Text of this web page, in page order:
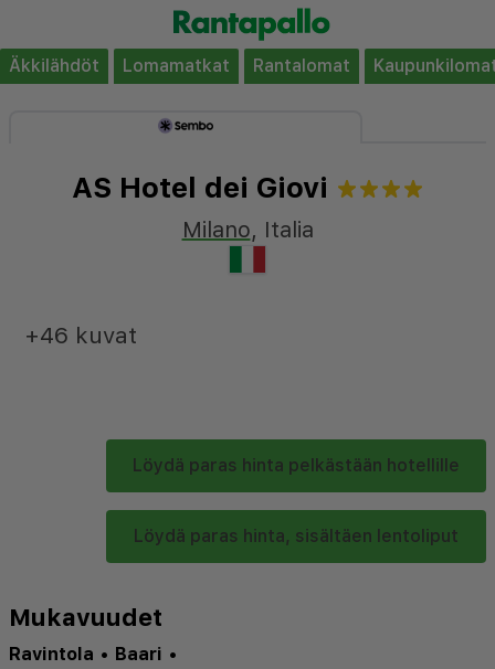
Äkkilähdöt Lomamatkat Rantalomat
AS Hotel dei Giovi
Milano, Italia
Löydä paras hinta pelkästään hotellille
Löydä paras hinta, sisältäen lentoliput
+46 kuvat
Mukavuudet
Ravintola • Baari •